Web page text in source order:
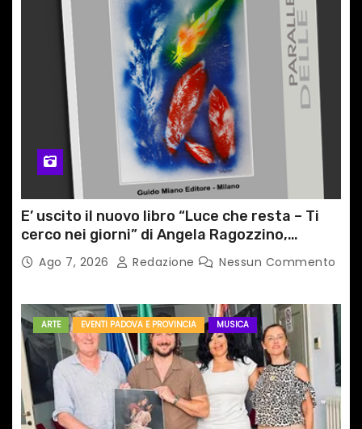
E’ uscito il nuovo libro “Luce che resta – Ti
cerco nei giorni” di Angela Ragozzino,
medico primario di Capua
Ago 7, 2026 Redazione Nessun Commento
ARTE EVENTI PADOVA E PROVINCIA MUSICA